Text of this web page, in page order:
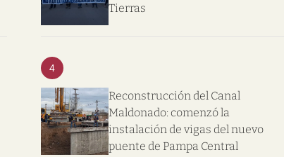
Tierras
4
Reconstrucción del Canal
Maldonado: comenzó la
instalación de vigas del nuevo
puente de Pampa Central